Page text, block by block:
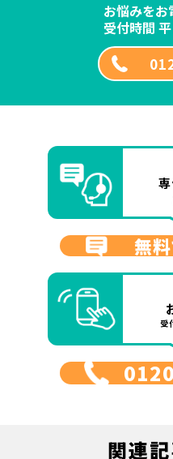
お悩みをお
受付時間
無
受
関連